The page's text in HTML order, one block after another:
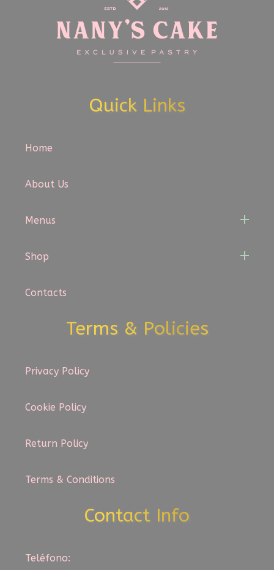
Quick Links
Home
About Us
Menus
Shop
Contacts
Terms & Policies
Privacy Policy
Cookie Policy
Return Policy
Terms & Conditions
Contact Info
Teléfono: